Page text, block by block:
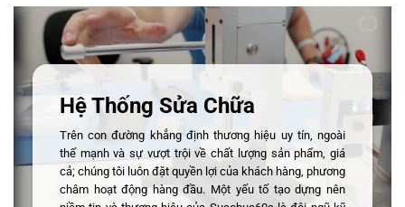
Hệ Thống Sửa Chữa
Trên con đường khẳng định thương hiệu uy tín, ngoài
thế mạnh và sự vượt trội về chất lượng sản phẩm, giá
cả; chúng tôi luôn đặt quyền lợi của khách hàng, phương
châm hoạt động hàng đầu. Một yếu tố tạo dựng nên